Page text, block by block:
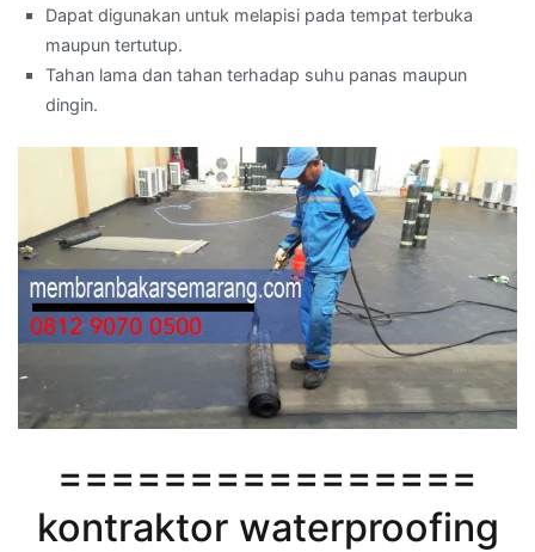
Dapat digunakan untuk melapisi pada tempat terbuka
maupun tertutup.
Tahan lama dan tahan terhadap suhu panas maupun
dingin.
================
kontraktor waterproofing